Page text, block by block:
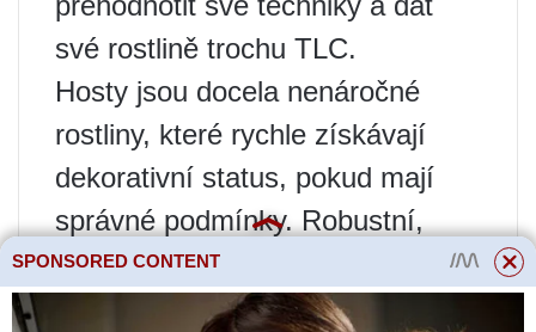
své rostlině trochu TLC.
Hosty jsou docela nenáročné
rostliny, které rychle získávají
dekorativní status, pokud mají
správné podmínky. Robustní,
odstín tolerantní a svěží, hostas
nabízí nekonečné kombinace
SPONSORED CONTENT